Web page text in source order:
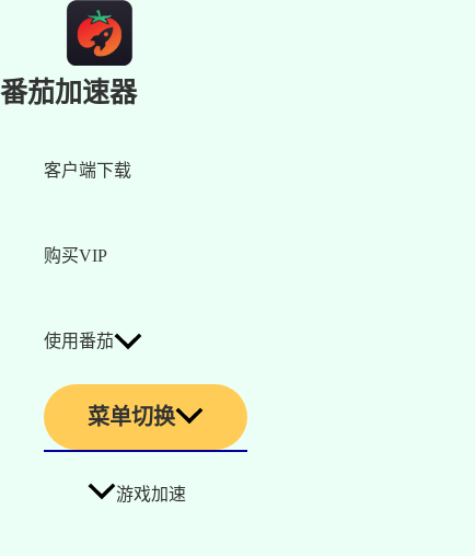
番茄加速器
客户端下载
购买VIP
使用番茄
菜单切换
游戏加速